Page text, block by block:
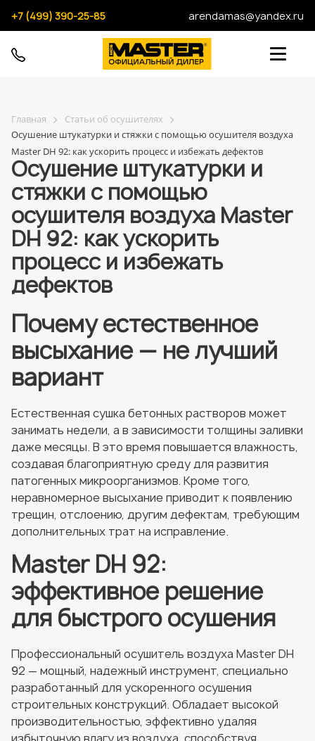
+7 (499) 390-25-85 arendamas@yandex.ru
Главная
Статьи об осушителях
Осушение штукатурки и стяжки с помощью осушителя воздуха
Master DH 92: как ускорить процесс и избежать дефектов
Осушение штукатурки и
стяжки с помощью
осушителя воздуха Master
DH 92: как ускорить
процесс и избежать
дефектов
Почему естественное
высыхание — не лучший
вариант
Естественная сушка бетонных растворов может
занимать недели, а в зависимости толщины заливки
даже месяцы. В это время повышается влажность,
создавая благоприятную среду для развития
патогенных микроорганизмов. Кроме того,
неравномерное высыхание приводит к появлению
трещин, отслоению, другим дефектам, требующим
дополнительных трат на исправление.
Master DH 92:
эффективное решение
для быстрого осушения
Профессиональный осушитель воздуха Master DH
92 — мощный, надежный инструмент, специально
разработанный для ускоренного осушения
строительных конструкций. Обладает высокой
производительностью, эффективно удаляя